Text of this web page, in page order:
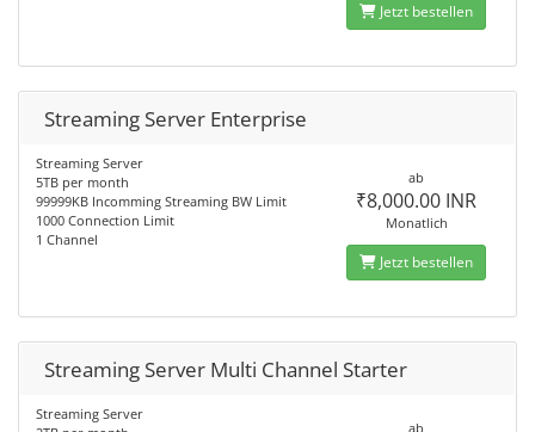
Jetzt bestellen
Streaming Server Enterprise
Streaming Server
5TB per month
99999KB Incomming Streaming BW Limit
1000 Connection Limit
1 Channel
ab
₹8,000.00 INR
Monatlich
Jetzt bestellen
Streaming Server Multi Channel Starter
Streaming Server
ab